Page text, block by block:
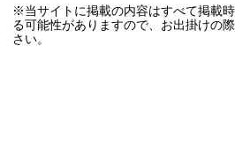
※当サイトに掲載の内容はすべて掲載
る可能性がありますので、お出掛けの
さい。